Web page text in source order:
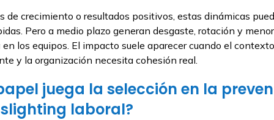
de crecimiento o resultados positivos, estas dinámicas
Pero a medio plazo generan desgaste, rotación y menor
los equipos. El impacto suele aparecer cuando el
y la organización necesita cohesión real.
juega la selección en la
laboral?